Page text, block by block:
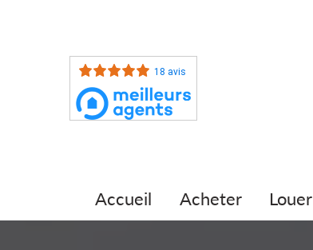
18 avis
accueil acheter louer